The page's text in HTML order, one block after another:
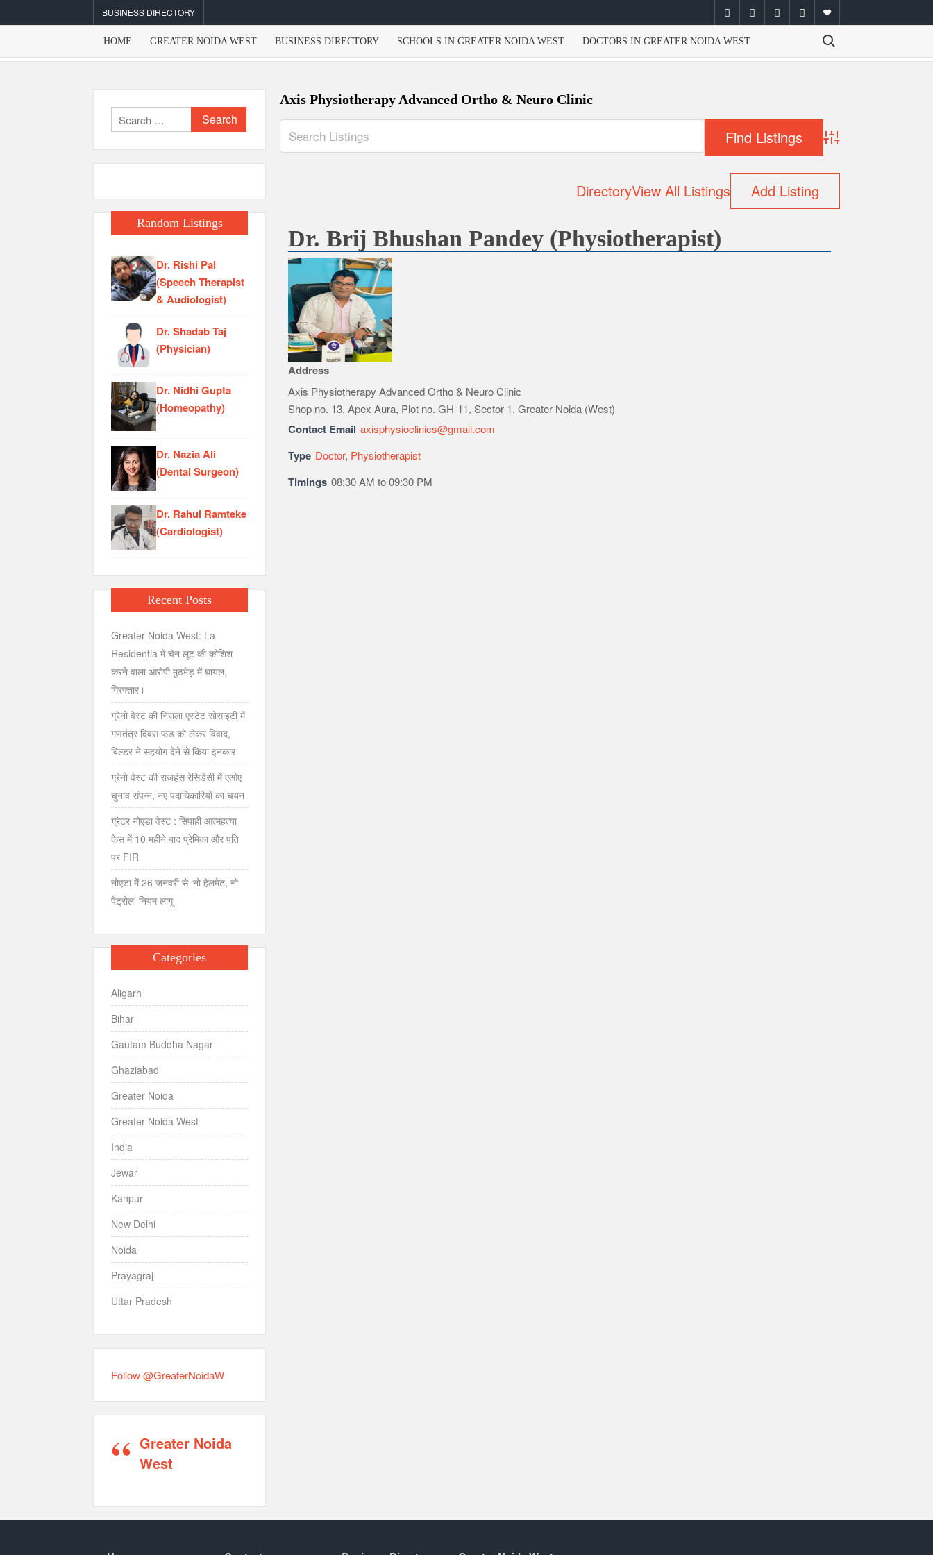
to
BUSINESS DIRECTORY facebooktwitterinstagram
youtubeemail
HOME GREATER NOIDA WEST BUSINESS DIRECTORY SCHOOLS IN GREATER NOIDA WEST DOCTORS IN GREATER NOIDA WEST Search for:
Axis Physiotherapy Advanced Ortho & Neuro Clinic
Advanced Search
DirectoryView All Listings Add Listing
Dr. Brij Bhushan Pandey (Physiotherapist)
Address
Axis Physiotherapy Advanced Ortho & Neuro Clinic
Shop no. 13, Apex Aura, Plot no. GH-11, Sector-1, Greater Noida (West)
Contact Email axisphysioclinics@gmail.com
Type Doctor, Physiotherapist
Timings 08:30 AM to 09:30 PM
Search
for:
Random Listings
Dr. Rishi Pal
(Speech Therapist
& Audiologist)
Dr. Shadab Taj
(Physician)
Dr. Nidhi Gupta
(Homeopathy)
Dr. Nazia Ali
(Dental Surgeon)
Dr. Rahul Ramteke
(Cardiologist)
Recent Posts
Greater Noida West: La
Residentia में चेन लूट की कोशिश
करने वाला आरोपी मुठभेड़ में घायल,
गिरफ्तार।
ग्रेनो वेस्ट की निराला एस्टेट सोसाइटी में
गणतंत्र दिवस फंड को लेकर विवाद,
बिल्डर ने सहयोग देने से किया इनकार
ग्रेनो वेस्ट की राजहंस रेसिडेंसी में एओए
चुनाव संपन्न, नए पदाधिकारियों का चयन
ग्रेटर नोएडा वेस्ट : सिपाही आत्महत्या
केस में 10 महीने बाद प्रेमिका और पति
पर FIR
नोएडा में 26 जनवरी से ‘नो हेलमेट, नो
पेट्रोल’ नियम लागू
Categories
Aligarh
Bihar
Gautam Buddha Nagar
Ghaziabad
Greater Noida
Greater Noida West
India
Jewar
Kanpur
New Delhi
Noida
Prayagraj
Uttar Pradesh
Follow @GreaterNoidaW
Greater Noida
West